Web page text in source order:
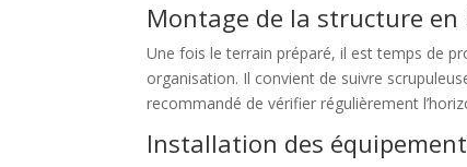
Montage de la structure en
Une fois le terrain préparé, il est temps de
organisation. Il convient de suivre
recommandé de vérifier régulièrement
Installation des